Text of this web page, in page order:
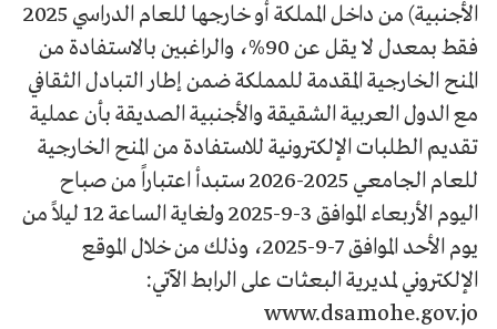
الأجنبية) من داخل المملكة أو خارجها للعام الدراسي 2025
فقط بمعدل لا يقل عن 90%، والراغبين بالاستفادة من
المنح الخارجية المقدمة للمملكة ضمن إطار التبادل الثقافي
مع الدول العربية الشقيقة والأجنبية الصديقة بأن عملية
تقديم الطلبات الإلكترونية للاستفادة من المنح الخارجية
للعام الجامعي 2025-2026 ستبدأ اعتباراً من صباح
اليوم الأربعاء الموافق 3-9-2025 ولغاية الساعة 12 ليلاً من
يوم الأحد الموافق 7-9-2025، وذلك من خلال الموقع
الإلكتروني لمديرية البعثات على الرابط الآتي:
www.dsamohe.gov.jo